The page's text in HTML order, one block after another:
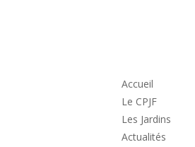
Accueil
Le CPJF
Les Jardins
Actualités